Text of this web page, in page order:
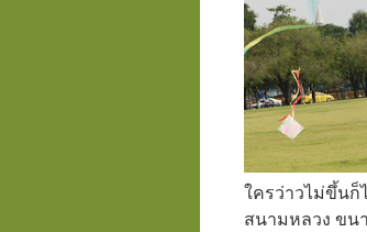
ใครว่าวไม่ขึ้นก็
สนามหลวง ขน